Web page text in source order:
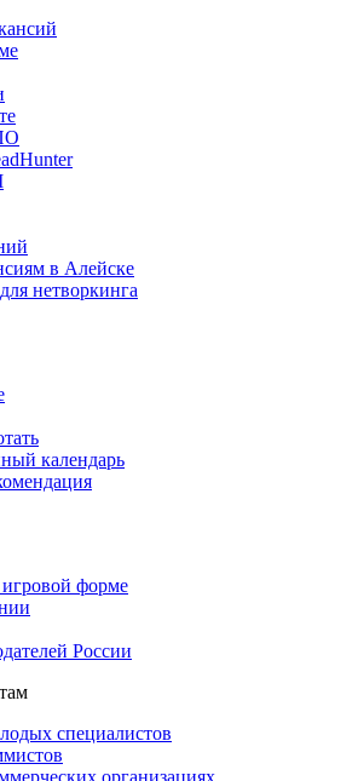
в Алейске
нетворкинга
календарь
форме
России
специалистов
организациях